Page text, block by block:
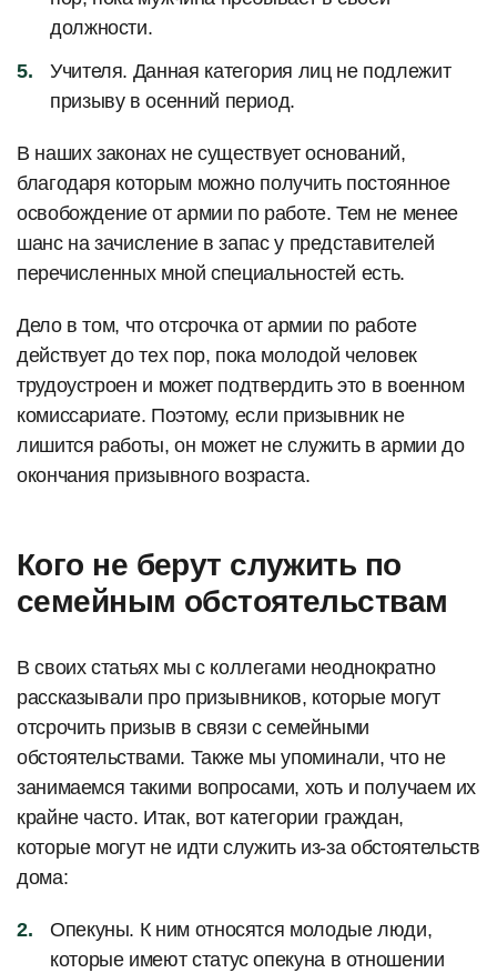
должности.
Учителя. Данная категория лиц не подлежит
призыву в осенний период.
В наших законах не существует оснований,
благодаря которым можно получить постоянное
освобождение от армии по работе. Тем не менее
шанс на зачисление в запас у представителей
перечисленных мной специальностей есть.
Дело в том, что отсрочка от армии по работе
действует до тех пор, пока молодой человек
трудоустроен и может подтвердить это в военном
комиссариате. Поэтому, если призывник не
лишится работы, он может не служить в армии до
окончания призывного возраста.
Кого не берут служить по
семейным обстоятельствам
В своих статьях мы с коллегами неоднократно
рассказывали про призывников, которые могут
отсрочить призыв в связи с семейными
обстоятельствами. Также мы упоминали, что не
занимаемся такими вопросами, хоть и получаем их
крайне часто. Итак, вот категории граждан,
которые могут не идти служить из-за обстоятельств
дома:
Опекуны. К ним относятся молодые люди,
которые имеют статус опекуна в отношении